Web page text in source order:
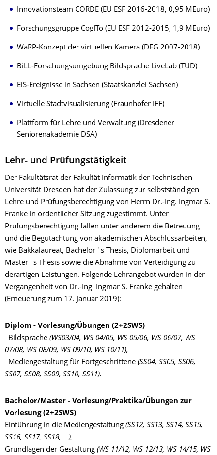
Innovationsteam CORDE (EU ESF 2016-2018, 0,95 MEuro)
Forschungsgruppe CogITo (EU ESF 2012-2015, 1,9 MEuro)
WaRP-Konzept der virtuellen Kamera (DFG 2007-2018)
BiLL-Forschungsumgebung Bildsprache LiveLab (TUD)
EiS-Ereignisse in Sachsen (Staatskanzlei Sachsen)
Virtuelle Stadtvisualisierung (Fraunhofer IFF)
Plattform für Lehre und Verwaltung (Dresdener
Seniorenakademie DSA)
Lehr- und Prüfungstätigkeit
Der Fakultätsrat der Fakultät Informatik der Technischen
Universität Dresden hat der Zulassung zur selbstständigen
Lehre und Prüfungsberechtigung von Herrn Dr.-Ing. Ingmar S.
Franke in ordentlicher Sitzung zugestimmt. Unter
Prüfungsberechtigung fallen unter anderem die Betreuung
und die Begutachtung von akademischen Abschlussarbeiten,
wie Bakkalaureat, Bachelor ' s Thesis, Diplomarbeit und
Master ' s Thesis sowie die Abnahme von Verteidigung zu
derartigen Leistungen. Folgende Lehrangebot wurden in der
Vergangenheit von Dr.-Ing. Ingmar S. Franke gehalten
(Erneuerung zum 17. Januar 2019):
Diplom - Vorlesung/Übungen (2+2SWS)
_Bildsprache (WS03/04, WS 04/05, WS 05/06, WS 06/07, WS
07/08, WS 08/09, WS 09/10, WS 10/11),
_Mediengestaltung für Fortgeschrittene (SS04, SS05, SS06,
SS07, SS08, SS09, SS10, SS11).
Bachelor/Master - Vorlesung/Praktika/Übungen zur
Vorlesung (2+2SWS)
Einführung in die Mediengestaltung (SS12, SS13, SS14, SS15,
SS16, SS17, SS18, ...),
Grundlagen der Gestaltung (WS 11/12, WS 12/13, WS 14/15, WS